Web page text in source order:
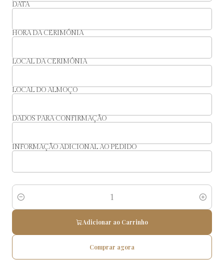
DATA
HORA DA CERIMÓNIA
LOCAL DA CERIMÓNIA
LOCAL DO ALMOÇO
DADOS PARA CONFIRMAÇÃO
INFORMAÇÃO ADICIONAL AO PEDIDO
Quantidade
Adicionar ao Carrinho
Comprar agora